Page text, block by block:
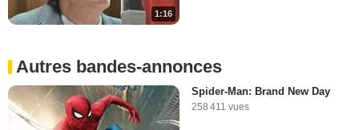
1:16
Autres bandes-annonces
Spider-Man: Brand New Day
258 411 vues